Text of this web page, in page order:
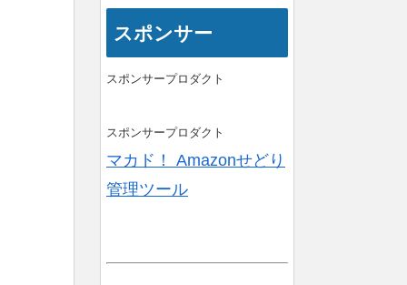
スポンサー
スポンサープロダクト
スポンサープロダクト
マカド！ Amazonせどり
管理ツール